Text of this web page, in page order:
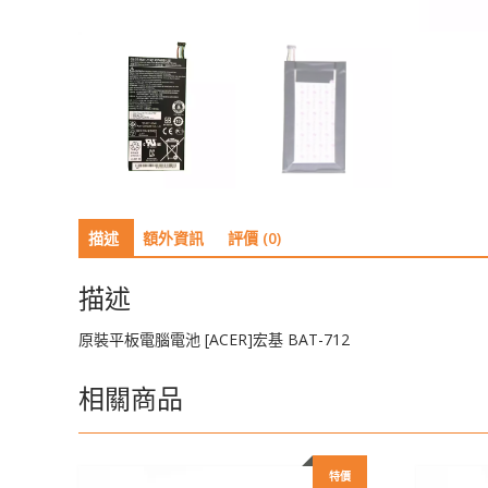
描述 額外資訊 評價 (0)
描述
原裝平板電腦電池 [ACER]宏基 BAT-712
相關商品
特價